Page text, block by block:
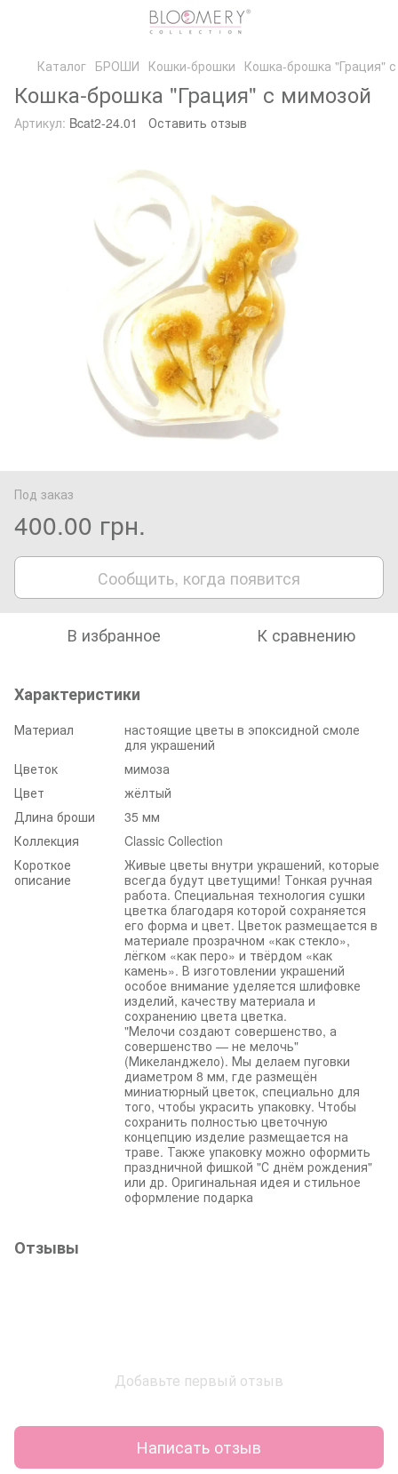
Каталог БРОШИ Кошки-брошки Кошка-брошка "Грация"
Кошка-брошка "Грация" с мимозой
Артикул: Bcat2-24.01 Оставить отзыв
Под заказ
400.00 грн.
Сообщить, когда появится
В избранное К сравнению
Характеристики
Материал
настоящие цветы в эпоксидной смоле
для украшений
Цветок
мимоза
Цвет
жёлтый
Длина броши
35 мм
Коллекция
Classic Collection
Короткое
описание
Живые цветы внутри украшений, которые
всегда будут цветущими! Тонкая ручная
работа. Специальная технология сушки
цветка благодаря которой сохраняется
его форма и цвет. Цветок размещается в
материале прозрачном «как стекло»,
лёгком «как перо» и твёрдом «как
камень». В изготовлении украшений
особое внимание уделяется шлифовке
изделий, качеству материала и
сохранению цвета цветка.
"Мелочи создают совершенство, а
совершенство — не мелочь"
(Микеланджело). Мы делаем пуговки
диаметром 8 мм, где размещён
миниатюрный цветок, специально для
того, чтобы украсить упаковку. Чтобы
сохранить полностью цветочную
концепцию изделие размещается на
траве. Также упаковку можно оформить
праздничной фишкой "С днём рождения"
или др. Оригинальная идея и стильное
оформление подарка
Отзывы
Добавьте первый отзыв
Написать отзыв